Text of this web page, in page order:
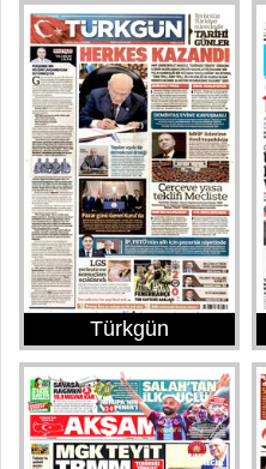
Türkgün